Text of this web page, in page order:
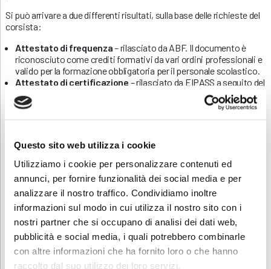
Questo sito web utilizza i cookie
Utilizziamo i cookie per personalizzare contenuti ed
annunci, per fornire funzionalità dei social media e per
analizzare il nostro traffico. Condividiamo inoltre
informazioni sul modo in cui utilizza il nostro sito con i
nostri partner che si occupano di analisi dei dati web,
pubblicità e social media, i quali potrebbero combinarle
con altre informazioni che ha fornito loro o che hanno
raccolto dal suo utilizzo dei loro servizi.
Si può arrivare a due differenti risultati, sulla base delle richieste del
corsista:
Attestato di frequenza– rilasciato da ABF. Il documento è
riconosciuto come crediti formativi da vari ordini professionali e
valido per la formazione obbligatoria per il personale scolastico.
Attestato di certificazione – rilasciato da EIPASS a seguito del
superamento dei 7 esami (non inclusi nel corso). L’attestato è
regolarmente inserito in tutti i concorsi e le selezioni pubbliche e
Europass alla voce
“competenze digitali”
esonero per il sostenimento delle abilitazioni informatiche
presso la maggior parte delle università.
Info
Per avere ulteriori informazioni sul corso potete contattare la
segreteria allo 0346.22808 o mandare un’e-mail a
daniela.contessi@abf.eu.
Scarica o condividi la locandina